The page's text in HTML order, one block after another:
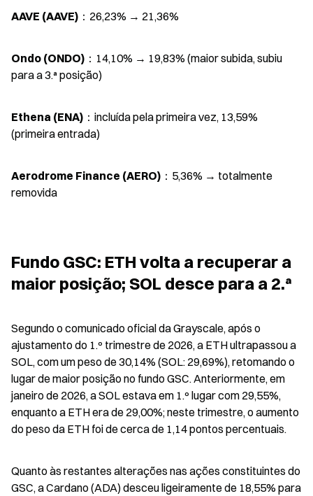
AAVE (AAVE) ：26,23% → 21,36%
Ondo (ONDO) ：14,10% → 19,83% (maior subida, subiu
para a 3.ª posição)
Ethena (ENA) ：incluída pela primeira vez, 13,59%
(primeira entrada)
Aerodrome Finance (AERO) ：5,36% → totalmente
removida
Fundo GSC: ETH volta a recuperar a
maior posição; SOL desce para a 2.ª
Segundo o comunicado oficial da Grayscale, após o
ajustamento do 1.º trimestre de 2026, a ETH ultrapassou a
SOL, com um peso de 30,14% (SOL: 29,69%), retomando o
lugar de maior posição no fundo GSC. Anteriormente, em
janeiro de 2026, a SOL estava em 1.º lugar com 29,55%,
enquanto a ETH era de 29,00%; neste trimestre, o aumento
do peso da ETH foi de cerca de 1,14 pontos percentuais.
Quanto às restantes alterações nas ações constituintes do
GSC, a Cardano (ADA) desceu ligeiramente de 18,55% para